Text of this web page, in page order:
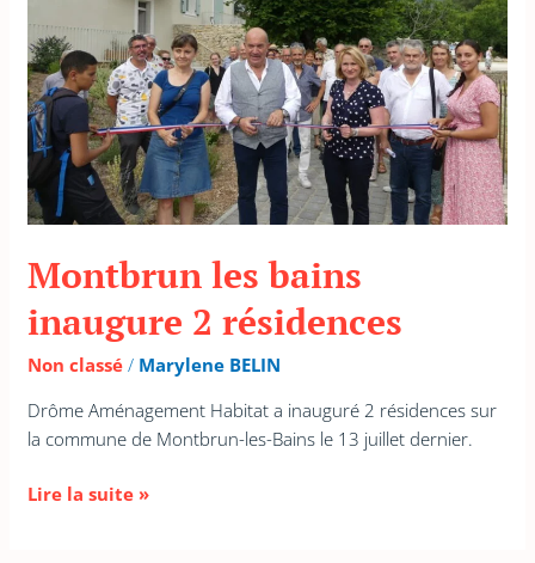
Montbrun les bains
inaugure 2 résidences
Non classé / Marylene BELIN
Drôme Aménagement Habitat a inauguré 2 résidences sur
la commune de Montbrun-les-Bains le 13 juillet dernier.
résidences
Lire la suite »